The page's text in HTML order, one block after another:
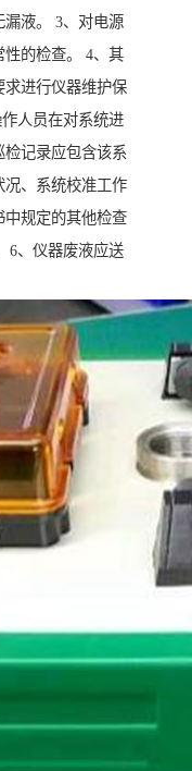
液。 3、对电源
的检查。 4、其
求进行仪器维护保
人员在对系统进
记录应包含该系
况、系统校准工作
中规定的其他检查
6、仪器废液应送